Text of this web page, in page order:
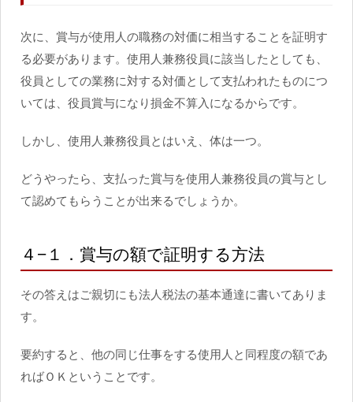
次に、賞与が使用人の職務の対価に相当することを証明す
る必要があります。使用人兼務役員に該当したとしても、
役員としての業務に対する対価として支払われたものにつ
いては、役員賞与になり損金不算入になるからです。
しかし、使用人兼務役員とはいえ、体は一つ。
どうやったら、支払った賞与を使用人兼務役員の賞与とし
て認めてもらうことが出来るでしょうか。
４−１．賞与の額で証明する方法
その答えはご親切にも法人税法の基本通達に書いてありま
す。
要約すると、他の同じ仕事をする使用人と同程度の額であ
ればＯＫということです。